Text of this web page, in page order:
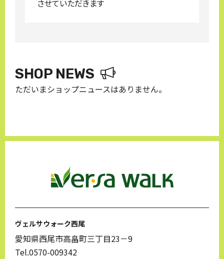
させていただきます
SHOP NEWS
ただいまショップニュースはありません。
ヴェルサウォーク西尾
愛知県西尾市高畠町三丁目23－9
Tel.0570-009342